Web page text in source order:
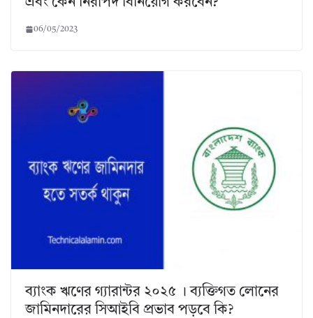
06/05/2023
ব্যাংক ঋণের গ্যারান্টর ২০২৫ । ব্যক্তিগত লোনের
জামিনদারের সিআইবি প্রভাব পড়বে কি?